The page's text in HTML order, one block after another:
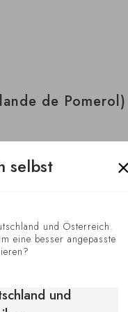
de Pomerol)
(Marius
in
des Bordelais
wie beim
sind eine
selbst
und Österreich.
eine besser angepasste
und